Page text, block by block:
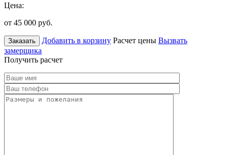
Цена:
от 45 000 руб.
Заказать Добавить в корзину Расчет цены Вызвать
замерщика
Получить расчет